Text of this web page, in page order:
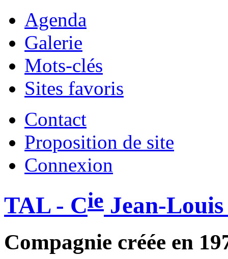
Agenda
Galerie
Mots-clés
Sites favoris
Contact
Proposition de site
Connexion
TAL - Cie Jean-
Compagnie créée en